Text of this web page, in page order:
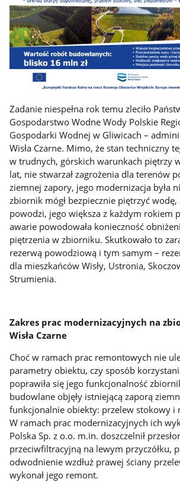
Zadanie niespełna rok temu zleciło
Gospodarstwo Wodne Wody Polskie
Gospodarki Wodnej w Gliwicach –
Wisła Czarne. Mimo, że stan techniczny
w trudnych, górskich warunkach piętrzy
lat, nie stwarzał zagrożenia dla terenów
ziemnej zapory, jego modernizacja była
zbiornik mógł bezpiecznie piętrzyć
powodzi, jego większa z każdym rokiem
awarie powodowała konieczność
piętrzenia w zbiorniku. Skutkowało to
rezerwą powodziową i tym samym –
dla mieszkańców Wisły, Ustronia,
Strumienia.
Zakres prac modernizacyjnych na
Wisła Czarne
Choć w ramach prac remontowych nie
parametry obiektu, czy sposób
poprawiła się jego funkcjonalność
budowlane objęły istniejącą zaporą
funkcjonalnie obiekty: przelew stokowy i
W ramach prac modernizacyjnych ich
Polska Sp. z o.o. m.in. doszczelnił
przeciwfiltracyjną na lewym przyczółku,
odwodnienie wzdłuż prawej ściany
wykonał jego remont.